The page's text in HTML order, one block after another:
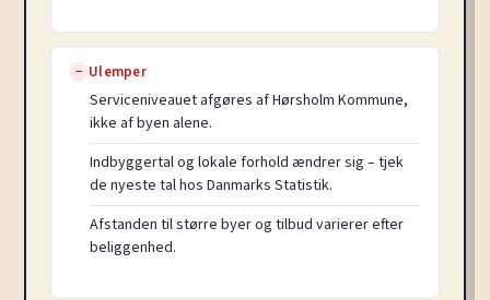
− Ulemper
Serviceniveauet afgøres af Hørsholm Kommune,
ikke af byen alene.
Indbyggertal og lokale forhold ændrer sig – tjek
de nyeste tal hos Danmarks Statistik.
Afstanden til større byer og tilbud varierer efter
beliggenhed.